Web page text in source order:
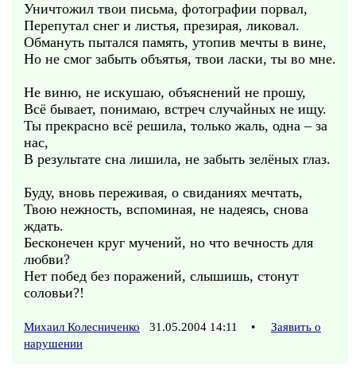
Уничтожил твои письма, фотографии порвал,
Перепутал снег и листья, презирая, ликовал.
Обмануть пытался память, утопив мечты в вине,
Но не смог забыть объятья, твои ласки, ты во мне.
Не виню, не искушаю, объяснений не прошу,
Всё бывает, понимаю, встреч случайных не ищу.
Ты прекрасно всё решила, только жаль, одна – за
нас,
В результате сна лишила, не забыть зелёных глаз.
Буду, вновь переживая, о свиданиях мечтать,
Твою нежность, вспоминая, не надеясь, снова
ждать.
Бесконечен круг мучений, но что вечность для
любви?
Нет побед без поражений, слышишь, стонут
соловьи?!
Михаил Колесниченко 31.05.2004 14:11 •
Заявить о
нарушении